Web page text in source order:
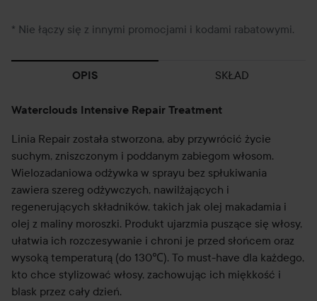
* Nie łączy się z innymi promocjami i kodami rabatowymi.
OPIS SKŁAD
Waterclouds Intensive Repair Treatment
Linia Repair została stworzona, aby przywrócić życie
suchym, zniszczonym i poddanym zabiegom włosom.
Wielozadaniowa odżywka w sprayu bez spłukiwania
zawiera szereg odżywczych, nawilżających i
regenerujących składników, takich jak olej makadamia i
olej z maliny moroszki. Produkt ujarzmia puszące się włosy,
ułatwia ich rozczesywanie i chroni je przed słońcem oraz
wysoką temperaturą (do 130℃). To must-have dla każdego,
kto chce stylizować włosy, zachowując ich miękkość i
blask przez cały dzień.